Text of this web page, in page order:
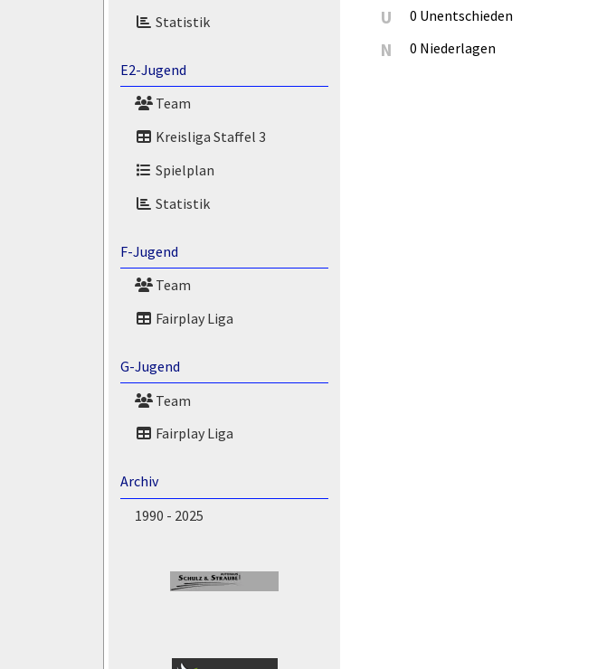
Statistik
E2-Jugend
Team
Kreisliga Staffel 3
Spielplan
Statistik
F-Jugend
Team
Fairplay Liga
G-Jugend
Team
Fairplay Liga
Archiv
1990 - 2025
U 0 Unentschieden
N 0 Niederlagen